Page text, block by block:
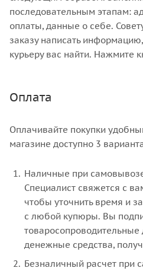
последовательным этапам:
оплаты, данные о себе.
заказу написать
курьеру вас найти. Нажмите
Оплата
Оплачивайте покупки
магазине доступно 3
Наличные при
Специалист свяжется с
чтобы уточнить время и
с любой купюры. Вы
товаросопроводительные
денежные средства,
Безналичный расчет при